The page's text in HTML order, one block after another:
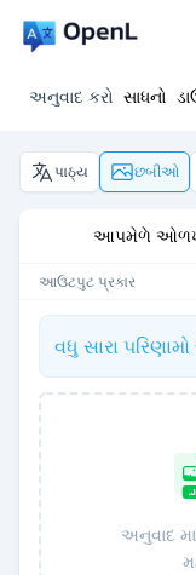
અનુવાદ કરો સાધનો
પાઠ્ય છબીઓ
આપમેળે
આઉટપુટ પ્રકાર
વધુ સારા
અનુવાદ